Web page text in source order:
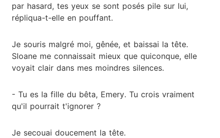
par hasard, tes yeux se sont posés pile sur lui,
répliqua-t-elle en pouffant.
Je souris malgré moi, gênée, et baissai la tête.
Sloane me connaissait mieux que quiconque, elle
voyait clair dans mes moindres silences.
- Tu es la fille du bêta, Emery. Tu crois vraiment
qu'il pourrait t'ignorer ?
Je secouai doucement la tête.